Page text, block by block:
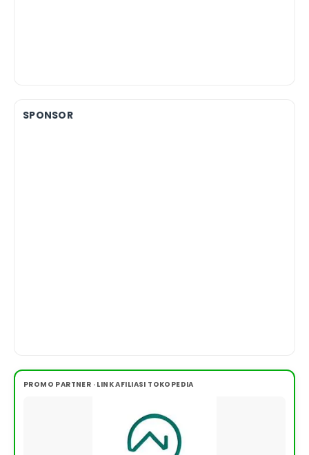
SPONSOR
PROMO PARTNER · LINK AFILIASI TOKOPEDIA